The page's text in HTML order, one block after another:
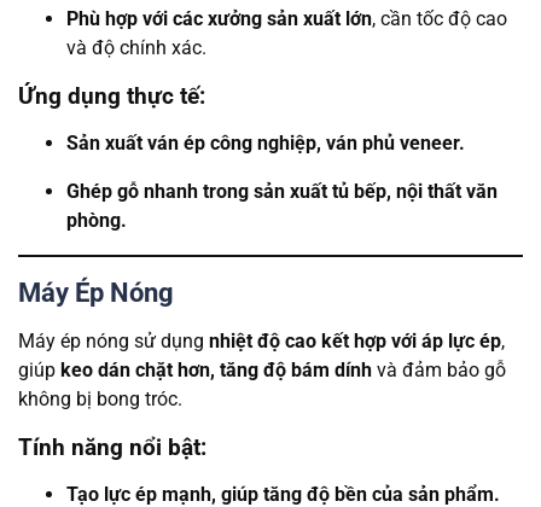
Phù hợp với các xưởng sản xuất lớn, cần tốc độ cao
và độ chính xác.
Ứng dụng thực tế:
Sản xuất ván ép công nghiệp, ván phủ veneer.
Ghép gỗ nhanh trong sản xuất tủ bếp, nội thất văn
phòng.
Máy Ép Nóng
Máy ép nóng sử dụng nhiệt độ cao kết hợp với áp lực ép,
giúp keo dán chặt hơn, tăng độ bám dính và đảm bảo gỗ
không bị bong tróc.
Tính năng nổi bật:
Tạo lực ép mạnh, giúp tăng độ bền của sản phẩm.